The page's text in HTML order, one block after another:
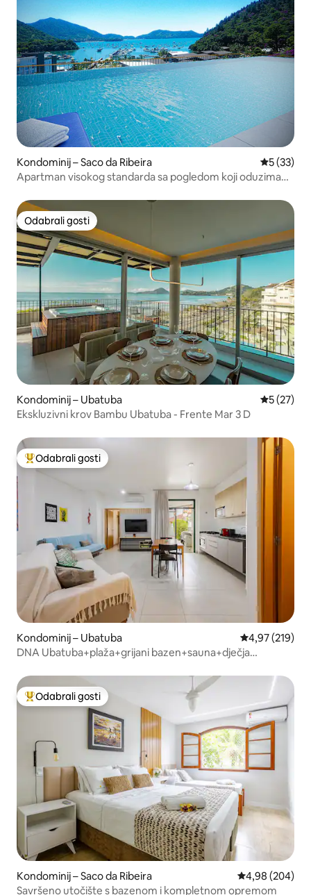
Kondominij – Saco da Ribeira Prosječna
5 (33)
Apartman visokog standarda sa pogledom koji oduzima
Odabrali gosti
Odabrali gosti
Kondominij – Ubatuba Prosječna
5 (27)
Ekskluzivni krov Bambu Ubatuba - Frente Mar 3 D
Među najviše rangiranima s oznakom „Odabrali gosti”
Odabrali gosti
Kondominij – Ubatuba Prosječna
4,97 (219)
DNA Ubatuba+plaža+grijani bazen+sauna+dječja
Među najviše rangiranima s oznakom „Odabrali gosti”
Odabrali gosti
Kondominij – Saco da Ribeira Prosječna
4,98 (204)
Savršeno utočište s bazenom i kompletnom opremom